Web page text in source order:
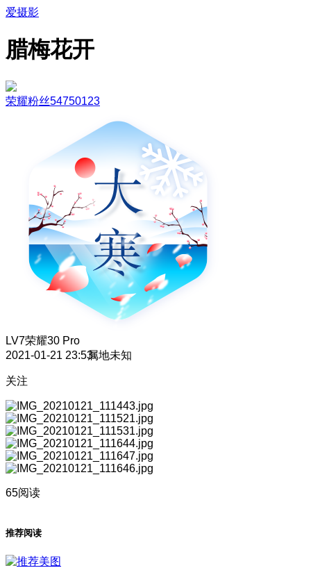
爱摄影
腊梅花开
荣耀粉丝54750123
LV7荣耀30 Pro
2021-01-21 23:53属地未知
关注
65阅读
推荐阅读